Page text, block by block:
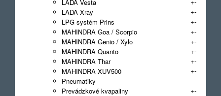
LADA Vesta
LADA Xray
+-
LPG systém Prins
+-
MAHINDRA Goa / Scorpio
+-
MAHINDRA Genio / Xylo
+-
MAHINDRA Quanto
+-
MAHINDRA Thar
+-
MAHINDRA XUV500
+-
Pneumatiky
Prevádzkové kvapaliny
+-